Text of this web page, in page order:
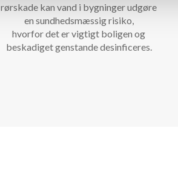
rørskade kan vand i bygninger udgøre
en sundhedsmæssig risiko,
hvorfor det er vigtigt boligen og
beskadiget genstande desinficeres.